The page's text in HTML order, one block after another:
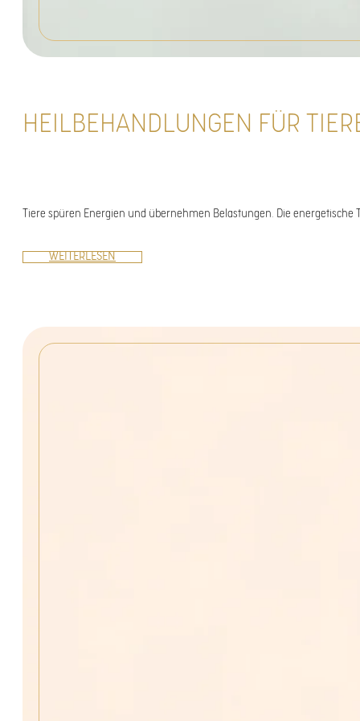
HEILBEHANDLUNGEN FÜR
Tiere spüren Energien und übernehmen Belastungen. Die
WEITERLESEN